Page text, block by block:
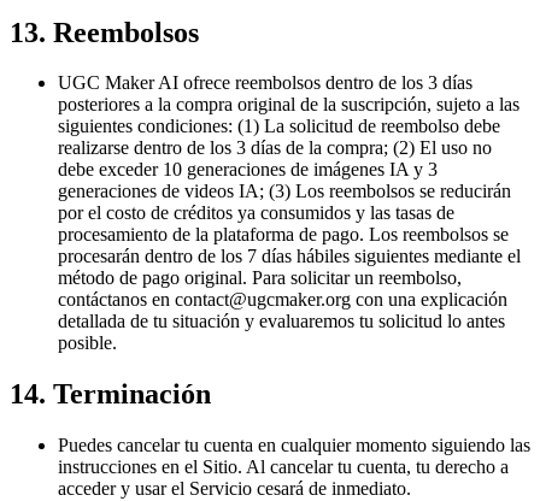
13. Reembolsos
UGC Maker AI ofrece reembolsos dentro de los 3 días
posteriores a la compra original de la suscripción, sujeto a las
siguientes condiciones: (1) La solicitud de reembolso debe
realizarse dentro de los 3 días de la compra; (2) El uso no
debe exceder 10 generaciones de imágenes IA y 3
generaciones de videos IA; (3) Los reembolsos se reducirán
por el costo de créditos ya consumidos y las tasas de
procesamiento de la plataforma de pago. Los reembolsos se
procesarán dentro de los 7 días hábiles siguientes mediante el
método de pago original. Para solicitar un reembolso,
contáctanos en contact@ugcmaker.org con una explicación
detallada de tu situación y evaluaremos tu solicitud lo antes
posible.
14. Terminación
Puedes cancelar tu cuenta en cualquier momento siguiendo las
instrucciones en el Sitio. Al cancelar tu cuenta, tu derecho a
acceder y usar el Servicio cesará de inmediato.